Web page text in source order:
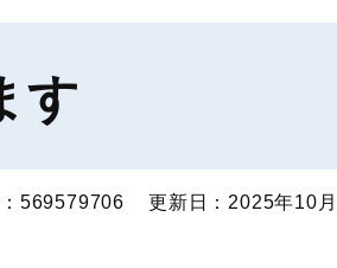
す
569579706 更新日：2025年10